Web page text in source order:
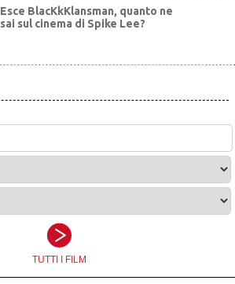
Esce BlacKkKlansman, quanto ne
sai sul cinema di Spike Lee?